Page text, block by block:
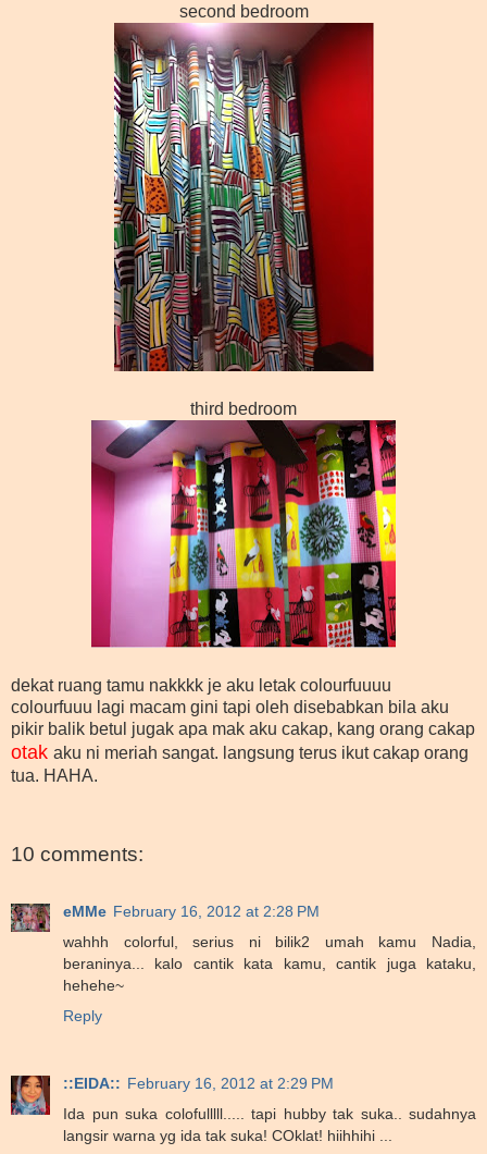
second bedroom
third bedroom
dekat ruang tamu nakkkk je aku letak colourfuuuu
colourfuuu lagi macam gini tapi oleh disebabkan bila aku
pikir balik betul jugak apa mak aku cakap, kang orang cakap
otak aku ni meriah sangat. langsung terus ikut cakap orang
tua. HAHA.
10 comments:
eMMe February 16, 2012 at 2:28 PM
wahhh colorful, serius ni bilik2 umah kamu Nadia,
beraninya... kalo cantik kata kamu, cantik juga kataku,
hehehe~
Reply
::EIDA:: February 16, 2012 at 2:29 PM
Ida pun suka colofulllll..... tapi hubby tak suka.. sudahnya
langsir warna yg ida tak suka! COklat! hiihhihi ...